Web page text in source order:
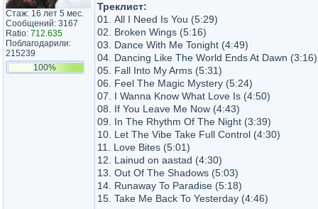
Стаж: 16 лет 5 мес.
Сообщений: 3167
Ratio: 712.635
Поблагодарили:
215239
100%
Треклист:
01. All I Need Is You (5:29)
02. Broken Wings (5:16)
03. Dance With Me Tonight (4:49)
04. Dancing Like The World Ends At Dawn (3:16)
05. Fall Into My Arms (5:31)
06. Feel The Magic Mystery (5:24)
07. I Wanna Know What Love Is (4:50)
08. If You Leave Me Now (4:43)
09. In The Rhythm Of The Night (3:39)
10. Let The Vibe Take Full Control (4:30)
11. Love Bites (5:01)
12. Lainud on aastad (4:30)
13. Out Of The Shadows (5:03)
14. Runaway To Paradise (5:18)
15. Take Me Back To Yesterday (4:46)